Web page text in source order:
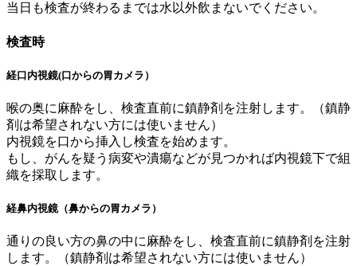
当日も検査が終わるまでは水以外飲まないでください。
検査時
経口内視鏡(口からの胃カメラ）
喉の奥に麻酔をし、検査直前に鎮静剤を注射します。（鎮静
剤は希望されない方には使いません）
内視鏡を口から挿入し検査を始めます。
もし、がんを疑う病変や潰瘍などが見つかれば内視鏡下で組
織を採取します。
経鼻内視鏡（鼻からの胃カメラ）
通りの良い方の鼻の中に麻酔をし、検査直前に鎮静剤を注射
します。（鎮静剤は希望されない方には使いません）